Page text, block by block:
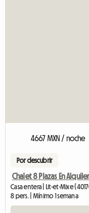
4667 MXN / noche
Por descubrir
Chalet 8 Plazas En
Casa entera | Lit-et-Mixe
8 pers. | Mínimo 1 semana